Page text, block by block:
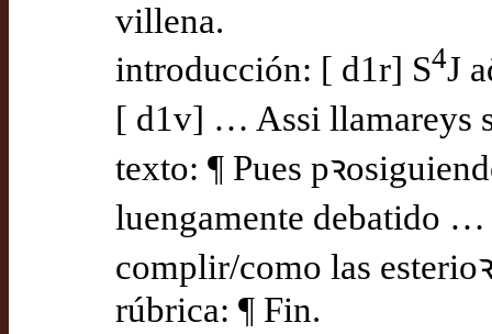
villena.
introducción: [ d1r] S4J
[ d1v] … Assi llamareys
texto: ¶ Pues
luengamente debatido
complir/como las
rúbrica: ¶ Fin.